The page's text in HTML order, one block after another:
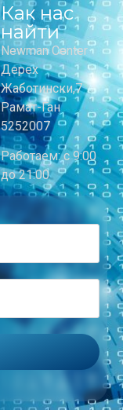
Как нас
найти
Newman Center
Дерех
Жаботински,7
Рамат-Ган
5252007
Работаем: с 9:00
до 21:00